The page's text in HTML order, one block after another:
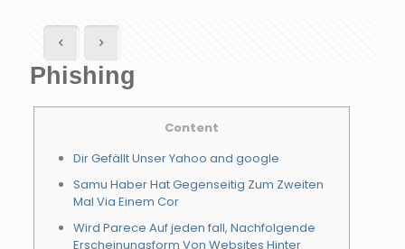
Phishing
Content
Dir Gefällt Unser Yahoo and google
Samu Haber Hat Gegenseitig Zum Zweiten
Mal Via Einem Cor
Wird Parece Auf jeden fall, Nachfolgende
Erscheinungsform Von Websites Hinter